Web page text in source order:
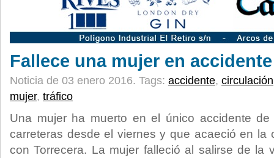
Fallece una mujer en
Noticia de 03 enero 2016. Tags: accidente, circulación
mujer, tráfico
Una mujer ha muerto en el único accidente
carreteras desde el viernes y que acaeció en la
con Torrecera. La mujer falleció al salirse de la